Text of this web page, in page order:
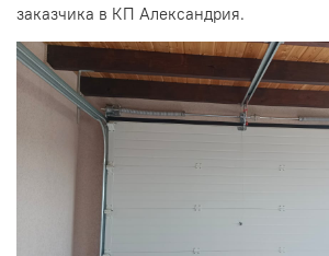
заказчика в КП Александрия.